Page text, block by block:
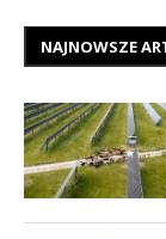
NAJNOWSZE